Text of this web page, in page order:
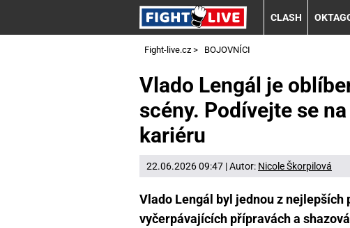
CLASH
Fight-live.cz > BOJOVNÍCI
Vlado Lengál je
scény. Podívejte se
kariéru
22.06.2026 09:47 | Autor: Nicole Škorpilová
Vlado Lengál byl jednou z nejlepších
vyčerpávajících přípravách a